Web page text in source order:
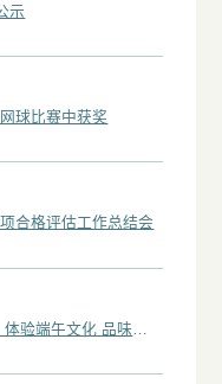
示
球比赛中获奖
合格评估工作总结会